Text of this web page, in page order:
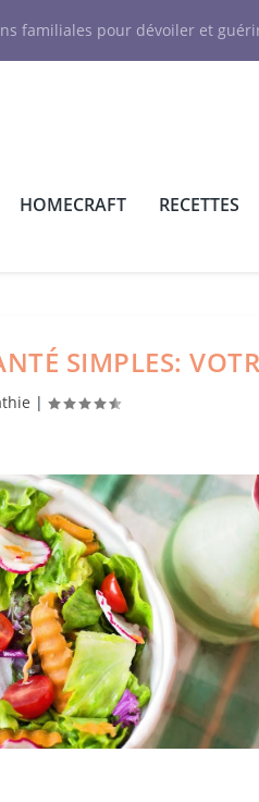
familiales pour dévoiler et
HOMECRAFT RECETTES
SIMPLES:
|